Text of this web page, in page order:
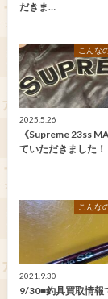
だきま…
こんな
2025.5.26
《Supreme 23ss
ていただきました！
こんな
2021.9.30
9/30■釣具買取情報